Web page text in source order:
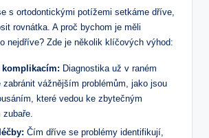
s ortodontickými potížemi setkáme dříve,
rovnátka. A proč bychom je měli
nejdříve? Zde je několik klíčových výhod:
komplikacím: Diagnostika už v raném
zabránit vážnějším problémům, jako jsou
které vedou ke zbytečným
Čím dříve se problémy identifikují,